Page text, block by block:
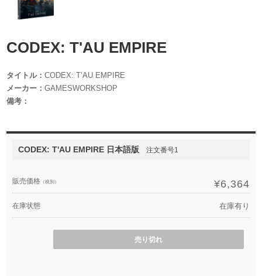
CODEX: T'AU EMPIRE
タイトル：CODEX: T’AU EMPIRE
メーカー：GAMESWORKSHOP
備考：
CODEX: T'AU EMPIRE 日本語版 注文番号1
販売価格 （税別） ¥6,364
在庫状態 在庫有り
売り切れ